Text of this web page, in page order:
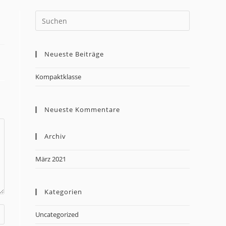
Neueste Beiträge
Kompaktklasse
Neueste Kommentare
Archiv
März 2021
Kategorien
Uncategorized